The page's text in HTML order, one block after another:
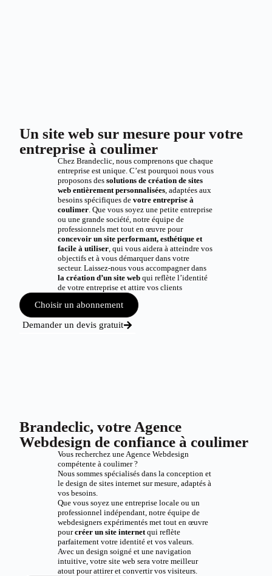
Un site web sur mesure pour votre
entreprise à coulimer
Chez Brandeclic, nous comprenons que chaque
entreprise est unique. C’est pourquoi nous vous
proposons des solutions de création de sites
web entièrement personnalisées, adaptées aux
besoins spécifiques de votre entreprise à
coulimer. Que vous soyez une petite entreprise
ou une grande société, notre équipe de
professionnels met tout en œuvre pour
concevoir un site performant, esthétique et
facile à utiliser, qui vous aidera à atteindre vos
objectifs et à vous démarquer dans votre
secteur. Laissez-nous vous accompagner dans
la création d’un site webqui reflète l’identité
de votre entreprise et attire vos clients
Choisir un abonnement
Demander un devis gratuit
Brandeclic, votre Agence
Webdesign de confiance à coulimer
Vous recherchez une Agence Webdesign
compétente à coulimer ?
Nous sommes spécialisés dans la conception et
le design de sites internet sur mesure, adaptés à
vos besoins.
Que vous soyez une entreprise locale ou un
professionnel indépendant, notre équipe de
webdesigners expérimentés met tout en œuvre
pourcréer un site internetqui reflète
parfaitement votre identité et vos valeurs.
Avec un design soigné et une navigation
intuitive, votre site web sera votre meilleur
atout pour attirer et convertir vos visiteurs.